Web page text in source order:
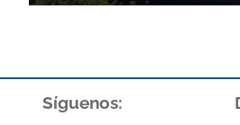
Síguenos: